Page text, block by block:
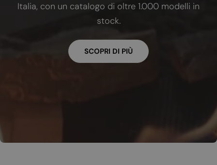
Italia, con un catalogo di oltre 1.000 modelli in
stock.
SCOPRI DI PIÙ